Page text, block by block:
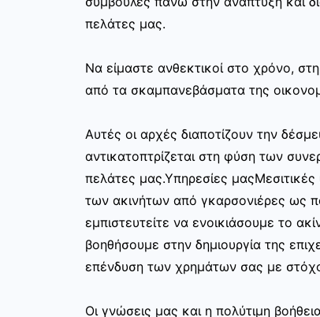
πελάτες μας.
Να είμαστε ανθεκτικοί στο χρόνο,
από τα σκαμπανεβάσματα της
Αυτές οι αρχές διαποτίζουν την
αντικατοπτρίζεται στη φύση των
πελάτες μας.Υπηρεσίες
των ακινήτων από γκαρσονιέρες ως
εμπιστευτείτε να ενοικιάσουμε το
βοηθήσουμε στην δημιουργία της
επένδυση των χρημάτων σας με
Οι γνώσεις μας και η πολύτιμη